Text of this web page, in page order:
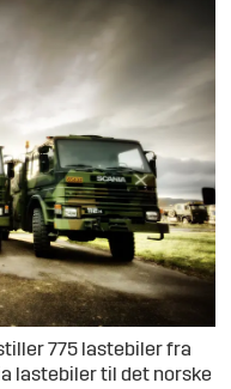
775 lastebiler fra
lastebiler til det norske